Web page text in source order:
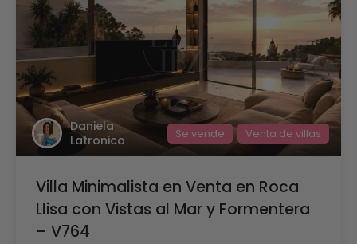
Daniela
Latronico
Se vende Venta de villas
Villa Minimalista en Venta en Roca
Llisa con Vistas al Mar y Formentera
– V764